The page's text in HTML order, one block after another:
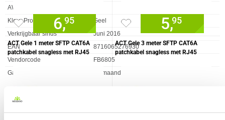
AWG maat
Kleur Product
Geel
Verkrijgbaar sinds
Juni 2016
EAN
8716065276930
Vendorcode
FB6805
Garantie
60 maanden
6,95 5,95
ACT Gele 1 meter SFTP CAT6A
patchkabel snagless met RJ45
connectoren
ACT Gele 3 meter SFTP CAT6A
patchkabel snagless met RJ45